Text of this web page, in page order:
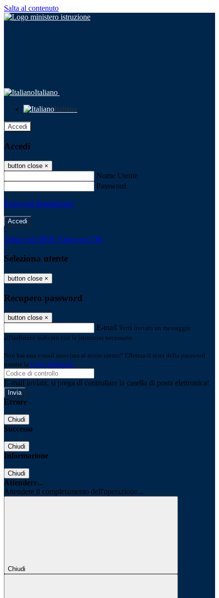
Salta al contenuto
Italiano
Italiano
Accedi
Accedi
button close ×
Nome Utente
Password
Password dimenticata?
-
Entra con SPID Entra con CIE
Seleziona utente
button close ×
Recupero password
button close ×
E-mail Verrà inviato un messaggio
all'indirizzo indicato con le istruzioni necessarie.
Non hai una e-mail associata al nome utente? Effettua il reset della password
tramite la Login Spaggiari
E-mail inviata, si prega di controllare la casella di posta elettronica!
Errore
Chiudi
Successo
Chiudi
Informazione
Chiudi
Attendere...
Attendere il completamento dell'operazione...
Chiudi